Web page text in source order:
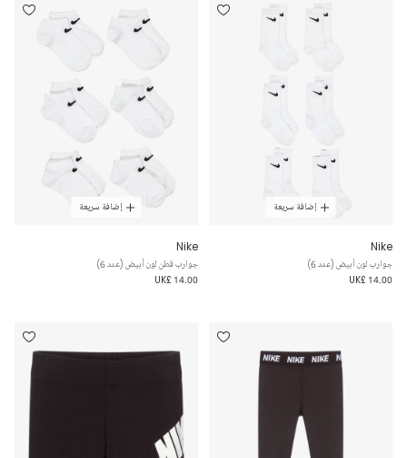
إضافة سريعة
Nike
جوارب لون أبيض (عدد 6)
UK£ 14.00
إضافة سريعة
Nike
جوارب قطن لون أبيض (عدد 6)
UK£ 14.00